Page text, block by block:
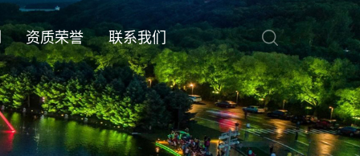
资质荣誉 联系我们